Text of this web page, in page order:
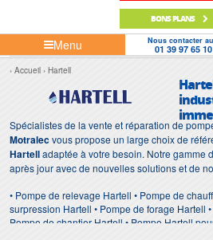
BONS PLANS
Menu Nous contacter
01 39 97 65 10
Accueil Hartell
Spécialistes de la vente et réparation de
Motralecvous propose un large choix de
Hartelladaptée à votre besoin. Notre gamme
après jour avec de nouvelles solutions et de
• Pompe de relevage Hartell • Pompe de
surpression Hartell • Pompe de forage Hartell
Pompe de chantier Hartell • Pompe Hartell
immergée Hartell • Pompe Hartell de surface